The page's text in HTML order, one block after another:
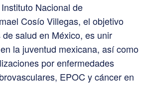
Nacional de
Cosío Villegas, el objetivo
salud en México, es unir
la juventud mexicana, así como
por enfermedades
EPOC y cáncer en